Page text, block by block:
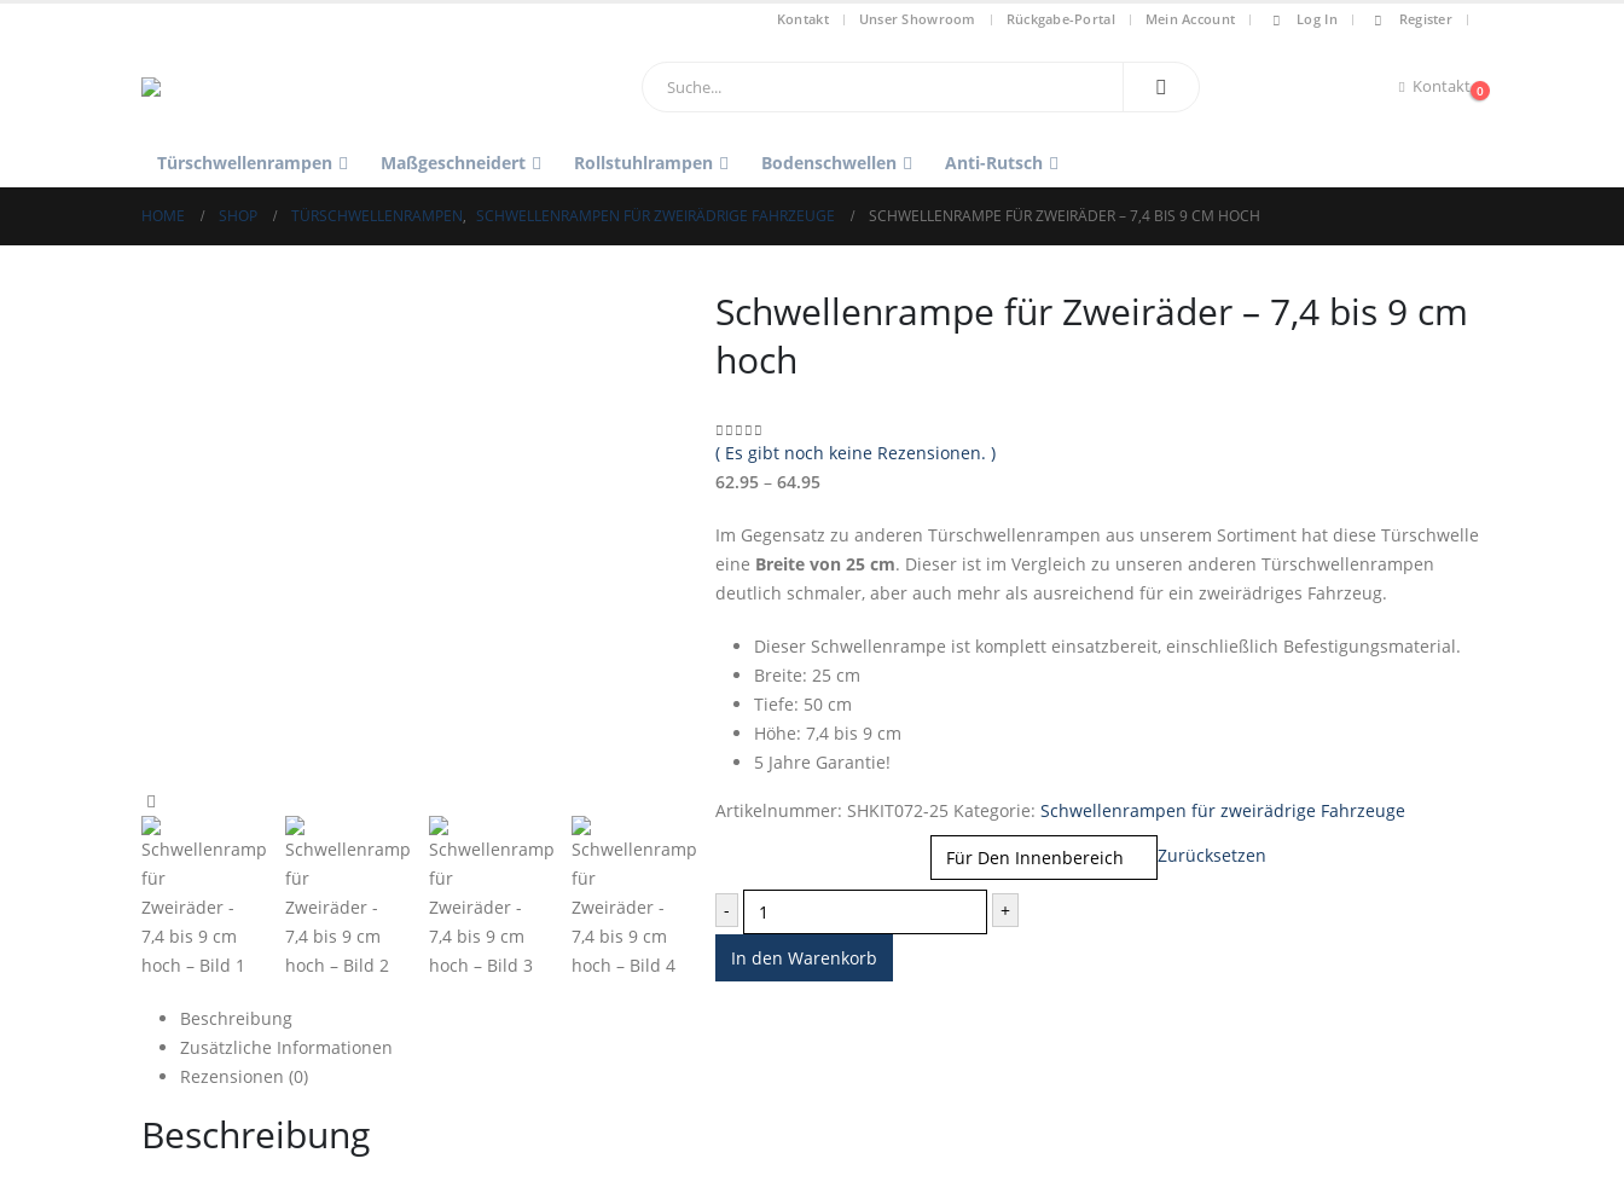
Kontakt Unser Showroom Rückgabe-Portal Mein Account Log In Register |
Kontakt 0
Türschwellenrampen Maßgeschneidert Rollstuhlrampen Bodenschwellen Anti-Rutsch
HOME SHOP TÜRSCHWELLENRAMPEN, SCHWELLENRAMPEN FÜR ZWEIRÄDRIGE FAHRZEUGE SCHWELLENRAMPE FÜR ZWEIRÄDER – 7,4 BIS 9 CM HOCH
Schwellenrampe für Zweiräder – 7,4 bis 9 cm
hoch
0 out of 5
( Es gibt noch keine Rezensionen. )
62.95 – 64.95Preisspanne:
bis
€64.95
Im Gegensatz zu anderen Türschwellenrampen aus unserem Sortiment hat diese Türschwelle
eine Breite von 25 cm. Dieser ist im Vergleich zu unseren anderen Türschwellenrampen
deutlich schmaler, aber auch mehr als ausreichend für ein zweirädriges Fahrzeug.
Dieser Schwellenrampe ist komplett einsatzbereit, einschließlich Befestigungsmaterial.
Breite: 25 cm
Tiefe: 50 cm
Höhe: 7,4 bis 9 cm
5 Jahre Garantie!
Artikelnummer: SHKIT072-25 Kategorie: Schwellenrampen für zweirädrige Fahrzeuge
Zurücksetzen
- +
In den Warenkorb
Beschreibung
Zusätzliche Informationen
Rezensionen (0)
Beschreibung